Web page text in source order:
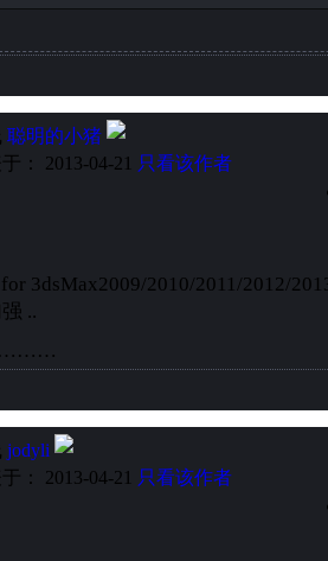
聪明的小猪
： 2013-04-21 只看该作者
3dsMax2009/2010/2011/2012/
..
jodyli
： 2013-04-21 只看该作者